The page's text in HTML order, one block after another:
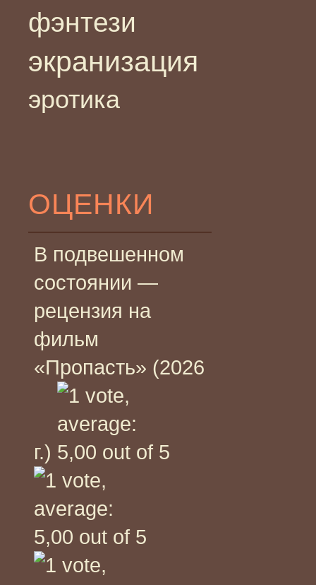
фэнтези
экранизация
эротика
ОЦЕНКИ
В подвешенном
состоянии —
рецензия на
фильм
«Пропасть» (2026
г.)